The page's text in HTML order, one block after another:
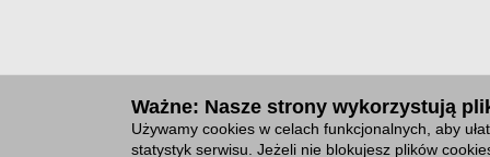
Ważne: Nasze strony wykorzystują
Używamy cookies w celach funkcjonalnych, aby
statystyk serwisu. Jeżeli nie blokujesz plików